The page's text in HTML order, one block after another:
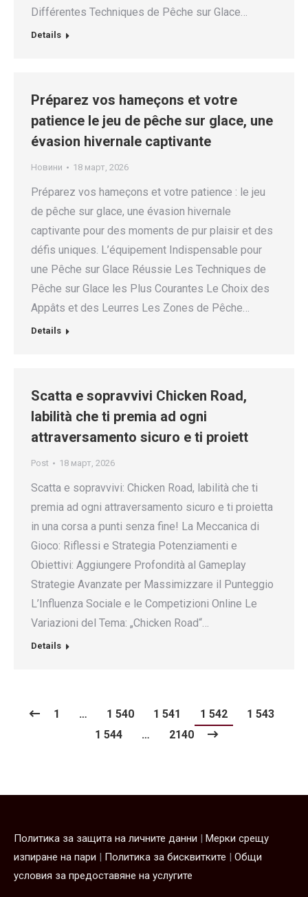
Différentes Techniques de Pêche sur Glace…
Details
Préparez vos hameçons et votre
patience le jeu de pêche sur glace, une
évasion hivernale captivante
Новини 18 март, 2026
Préparez vos hameçons et votre patience : le jeu
de pêche sur glace, une évasion hivernale
captivante pour des moments de pur plaisir et des
défis uniques. L’équipement Indispensable pour
une Pêche sur Glace Réussie Les Techniques de
Pêche sur Glace les Plus Courantes Le Choix des
Appâts et des Leurres Les Zones de Pêche…
Details
Scatta e sopravvivi Chicken Road,
labilità che ti premia ad ogni
attraversamento sicuro e ti proiett
Post 18 март, 2026
Scatta e sopravvivi: Chicken Road, labilità che ti
premia ad ogni attraversamento sicuro e ti proietta
in una corsa a punti senza fine! La Meccanica di
Gioco: Riflessi e Strategia Potenziamenti e
Obiettivi: Aggiungere Profondità al Gameplay
Strategie Avanzate per Massimizzare il Punteggio
L’Influenza Sociale e le Competizioni Online Le
Variazioni del Tema: „Chicken Road“…
Details
1 … 1 540 1 541 1 542
1 543
1 544
… 2140
Политика за защита на личните данни | Мерки срещу
изпиране на пари | Политика за бисквитките | Oбщи
условия за предоставяне на услугите